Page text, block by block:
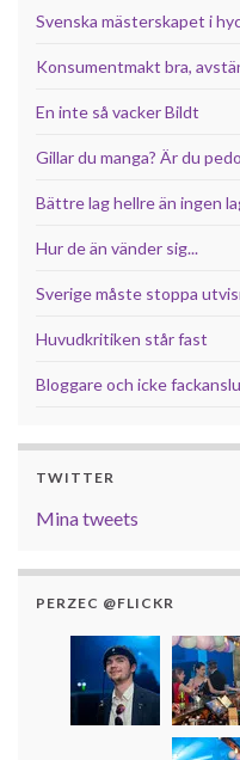
Svenska mästerskapet i
Konsumentmakt bra,
En inte så vacker Bildt
Gillar du manga? Är du
Bättre lag hellre än ingen
Hur de än vänder sig...
Sverige måste stoppa
Huvudkritiken står fast
Bloggare och icke
TWITTER
Mina tweets
PERZEC @FLICKR